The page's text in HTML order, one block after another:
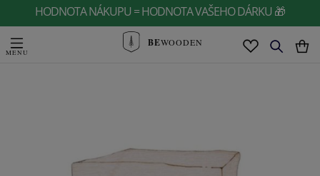
HODNOTA NÁKUPU = HODNOTA VAŠEHO DÁRKU 🎁
BEWOODEN